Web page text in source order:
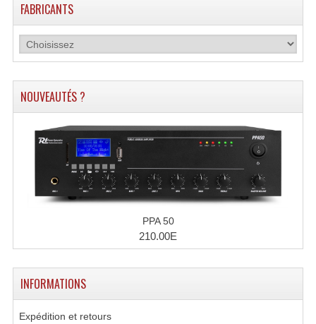
Enceintes Monitoring
Haut Parleurs Sono
Filtres Passifs
Haut-Parleurs Amplis Guitare
Moteurs Pavillons Pour Enceinte
FABRICANTS
NOUVEAUTÉS ?
PPA 50
210.00E
INFORMATIONS
Expédition et retours